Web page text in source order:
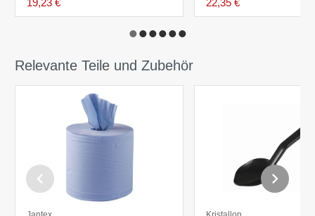
Relevante Teile und Zubehör